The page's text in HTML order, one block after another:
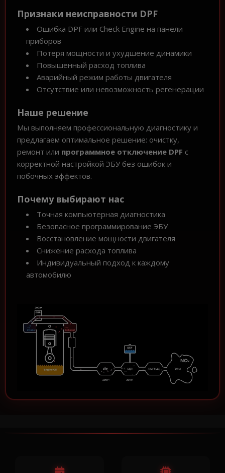
Признаки неисправности DPF
Ошибка DPF или Check Engine на панели
приборов
Потеря мощности и ухудшение динамики
Повышенный расход топлива
Аварийный режим работы двигателя
Отсутствие или невозможность регенерации
Наше решение
Мы выполняем профессиональную диагностику и
предлагаем оптимальное решение: очистку,
ремонт или программное отключение DPF с
корректной настройкой ЭБУ без ошибок и
побочных эффектов.
Почему выбирают нас
Точная компьютерная диагностика
Безопасное программирование ЭБУ
Восстановление мощности двигателя
Снижение расхода топлива
Индивидуальный подход к каждому
автомобилю